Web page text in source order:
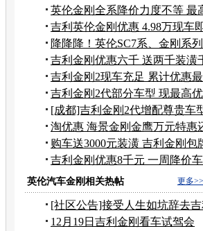
英伦金刚全系降价力度不等 最
万元
吉利英伦金刚优惠 4.98万现车
回家
降降降！英伦SC7系、金刚系
钜惠
吉利金刚优惠六千 送两千装潢
卡
吉利金刚2现车充足 累计优惠
千
吉利金刚2代部分车型 现最高
元
[成都]吉利金刚2代增配尊贵车
元
淘优惠 海景金刚金鹰万元特惠
饰
购车送3000元装潢 吉利金刚包
5.68万
吉利金刚优惠8千元 一周降价
汇总
更多>>
英伦汽车金刚相关热帖
[社区公告]接受人生如坑辞去吉
论坛斑竹职务
12月19日吉利金刚看车试驾会